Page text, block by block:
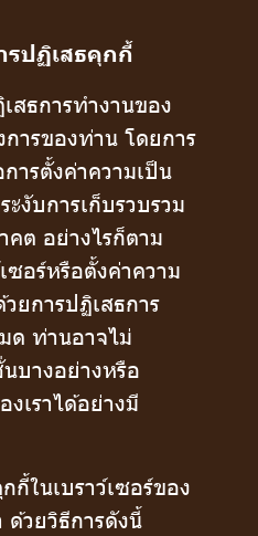
รปฏิเสธคุกกี้
สธการทำงานของ
ารของท่าน โดยการ
ารตั้งค่าความเป็น
งับการเก็บรวบรวม
ต อย่างไรก็ตาม
ซอร์หรือตั้งค่าความ
ยการปฏิเสธการ
ด ท่านอาจไม่
บางอย่างหรือ
เราได้อย่างมี
กี้ในเบราว์เซอร์ของ
วยวิธีการดังนี้